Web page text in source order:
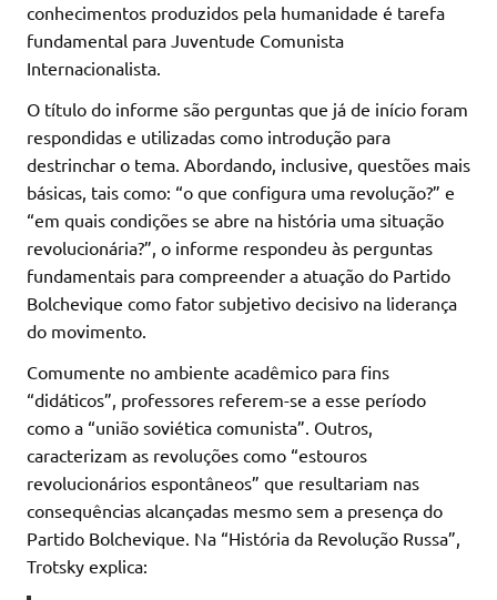
conhecimentos produzidos pela humanidade é tarefa
fundamental para Juventude Comunista
Internacionalista.
O título do informe são perguntas que já de início foram
respondidas e utilizadas como introdução para
destrinchar o tema. Abordando, inclusive, questões mais
básicas, tais como: “o que configura uma revolução?” e
“em quais condições se abre na história uma situação
revolucionária?”, o informe respondeu às perguntas
fundamentais para compreender a atuação do Partido
Bolchevique como fator subjetivo decisivo na liderança
do movimento.
Comumente no ambiente acadêmico para fins
“didáticos”, professores referem-se a esse período
como a “união soviética comunista”. Outros,
caracterizam as revoluções como “estouros
revolucionários espontâneos” que resultariam nas
consequências alcançadas mesmo sem a presença do
Partido Bolchevique. Na “História da Revolução Russa”,
Trotsky explica: